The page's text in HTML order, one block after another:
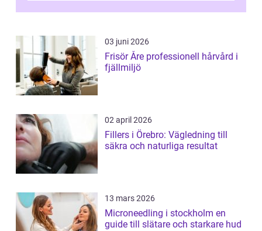
03 juni 2026
Frisör Åre professionell hårvård i
fjällmiljö
02 april 2026
Fillers i Örebro: Vägledning till
säkra och naturliga resultat
13 mars 2026
Microneedling i stockholm en
guide till slätare och starkare hud